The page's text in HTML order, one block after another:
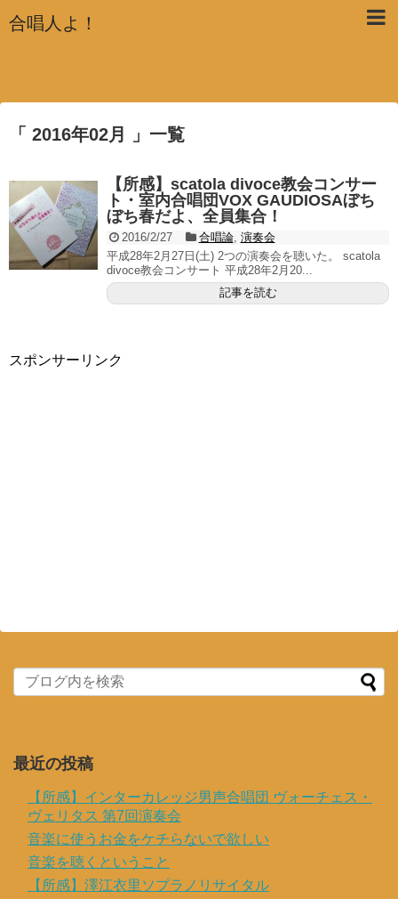
合唱人よ！
「 2016年02月 」一覧
【所感】scatola divoce教会コンサー
ト・室内合唱団VOX GAUDIOSAぼち
ぼち春だよ、全員集合！
2016/2/27 合唱論, 演奏会
平成28年2月27日(土) 2つの演奏会を聴いた。 scatola
divoce教会コンサート 平成28年2月20...
記事を読む
スポンサーリンク
最近の投稿
【所感】インターカレッジ男声合唱団 ヴォーチェス・
ヴェリタス 第7回演奏会
音楽に使うお金をケチらないで欲しい
音楽を聴くということ
【所感】澤江衣里ソプラノリサイタル